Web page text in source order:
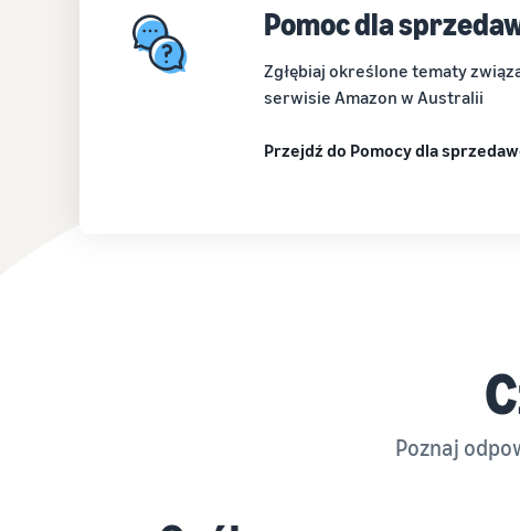
Pomoc dla
Zgłębiaj określone tematy
serwisie Amazon w Australii
Przejdź do Pomocy dla
Poznaj